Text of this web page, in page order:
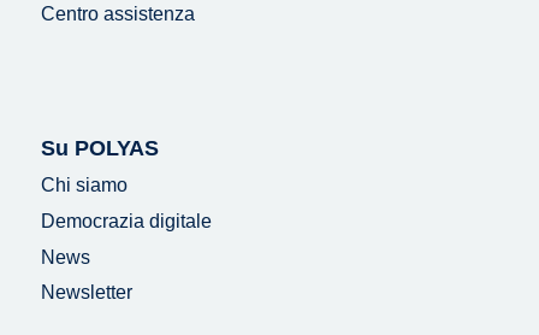
Centro assistenza
Su POLYAS
Chi siamo
Democrazia digitale
News
Newsletter